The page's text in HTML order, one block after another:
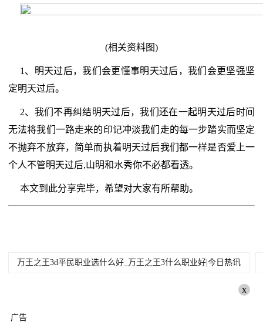
(相关资料图)
1、明天过后，我们会更懂事明天过后，我们会更坚强坚
定明天过后。
2、我们不再纠结明天过后，我们还在一起明天过后时间
无法将我们一路走来的印记冲淡我们走的每一步踏实而坚定
不抛弃不放弃，简单而执着明天过后我们都一样是否爱上一
个人不管明天过后,山明和水秀你不必都看透。
本文到此分享完毕，希望对大家有所帮助。
万王之王3d平民职业选什么好_万王之王3什么职业好|今日热讯
x
广告